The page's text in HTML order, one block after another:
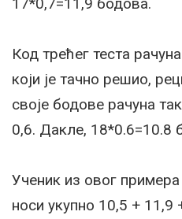
17*0,7=11,9 бодова.
Код трећег теста
који је тачно решио,
своје бодове рачуна
0,6. Дакле, 18*0.6=10.8
Ученик из овог
носи укупно 10,5 + 11,9